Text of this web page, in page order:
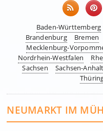
Baden-Württemberg
Brandenburg
Bremen
Mecklenburg-
Nordrhein-Westfalen
Sachsen
Sachsen-Anhalt
NEUMARKT IM